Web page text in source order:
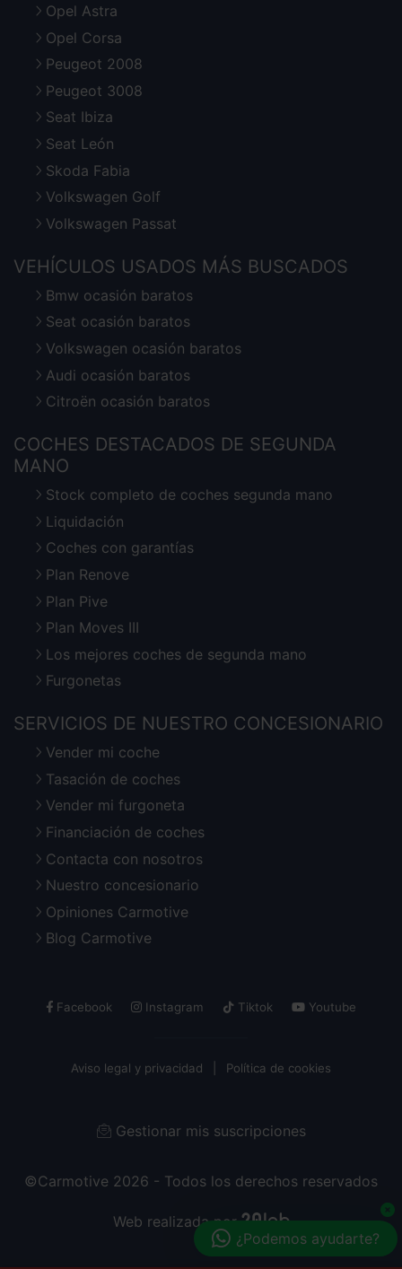
Opel Astra
Opel Corsa
Peugeot 2008
Peugeot 3008
Seat Ibiza
Seat León
Skoda Fabia
Volkswagen Golf
Volkswagen Passat
VEHÍCULOS USADOS MÁS BUSCADOS
Bmw ocasión baratos
Seat ocasión baratos
Volkswagen ocasión baratos
Audi ocasión baratos
Citroën ocasión baratos
COCHES DESTACADOS DE SEGUNDA
MANO
Stock completo de coches segunda mano
Liquidación
Coches con garantías
Plan Renove
Plan Pive
Plan Moves III
Los mejores coches de segunda mano
Furgonetas
SERVICIOS DE NUESTRO CONCESIONARIO
Vender mi coche
Tasación de coches
Vender mi furgoneta
Financiación de coches
Contacta con nosotros
Nuestro concesionario
Opiniones Carmotive
Blog Carmotive
Facebook Instagram Tiktok Youtube
Aviso legal y privacidad Política de cookies
Gestionar mis suscripciones
©Carmotive 2026 - Todos los derechos reservados
Web realizada por
¿Podemos ayudarte?